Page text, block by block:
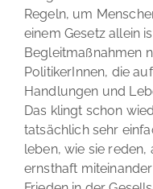
Regeln, um
einem Gesetz allein
Begleitmaßnahmen
PolitikerInnen, die
Handlungen und
Das klingt schon
tatsächlich sehr
leben, wie sie
ernsthaft